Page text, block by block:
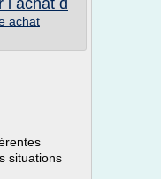
l achat d
achat
situations